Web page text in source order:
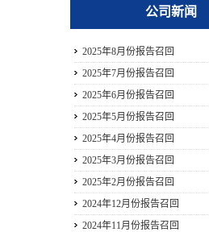
公司新闻
2025年8月份报告召回
2025年7月份报告召回
2025年6月份报告召回
2025年5月份报告召回
2025年4月份报告召回
2025年3月份报告召回
2025年2月份报告召回
2024年12月份报告召回
2024年11月份报告召回